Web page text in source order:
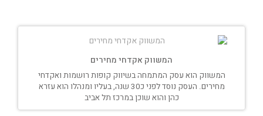
המשווק אקדחי מחירים
המשווק הוא עסק המתמחה בשיווק קופות רושמות ואקדחי
מחירים. העסק נוסד לפני כ30 שנה, בעליו ומנהלו הוא עזרא
כהן והוא שוכן במרכז תל אביב